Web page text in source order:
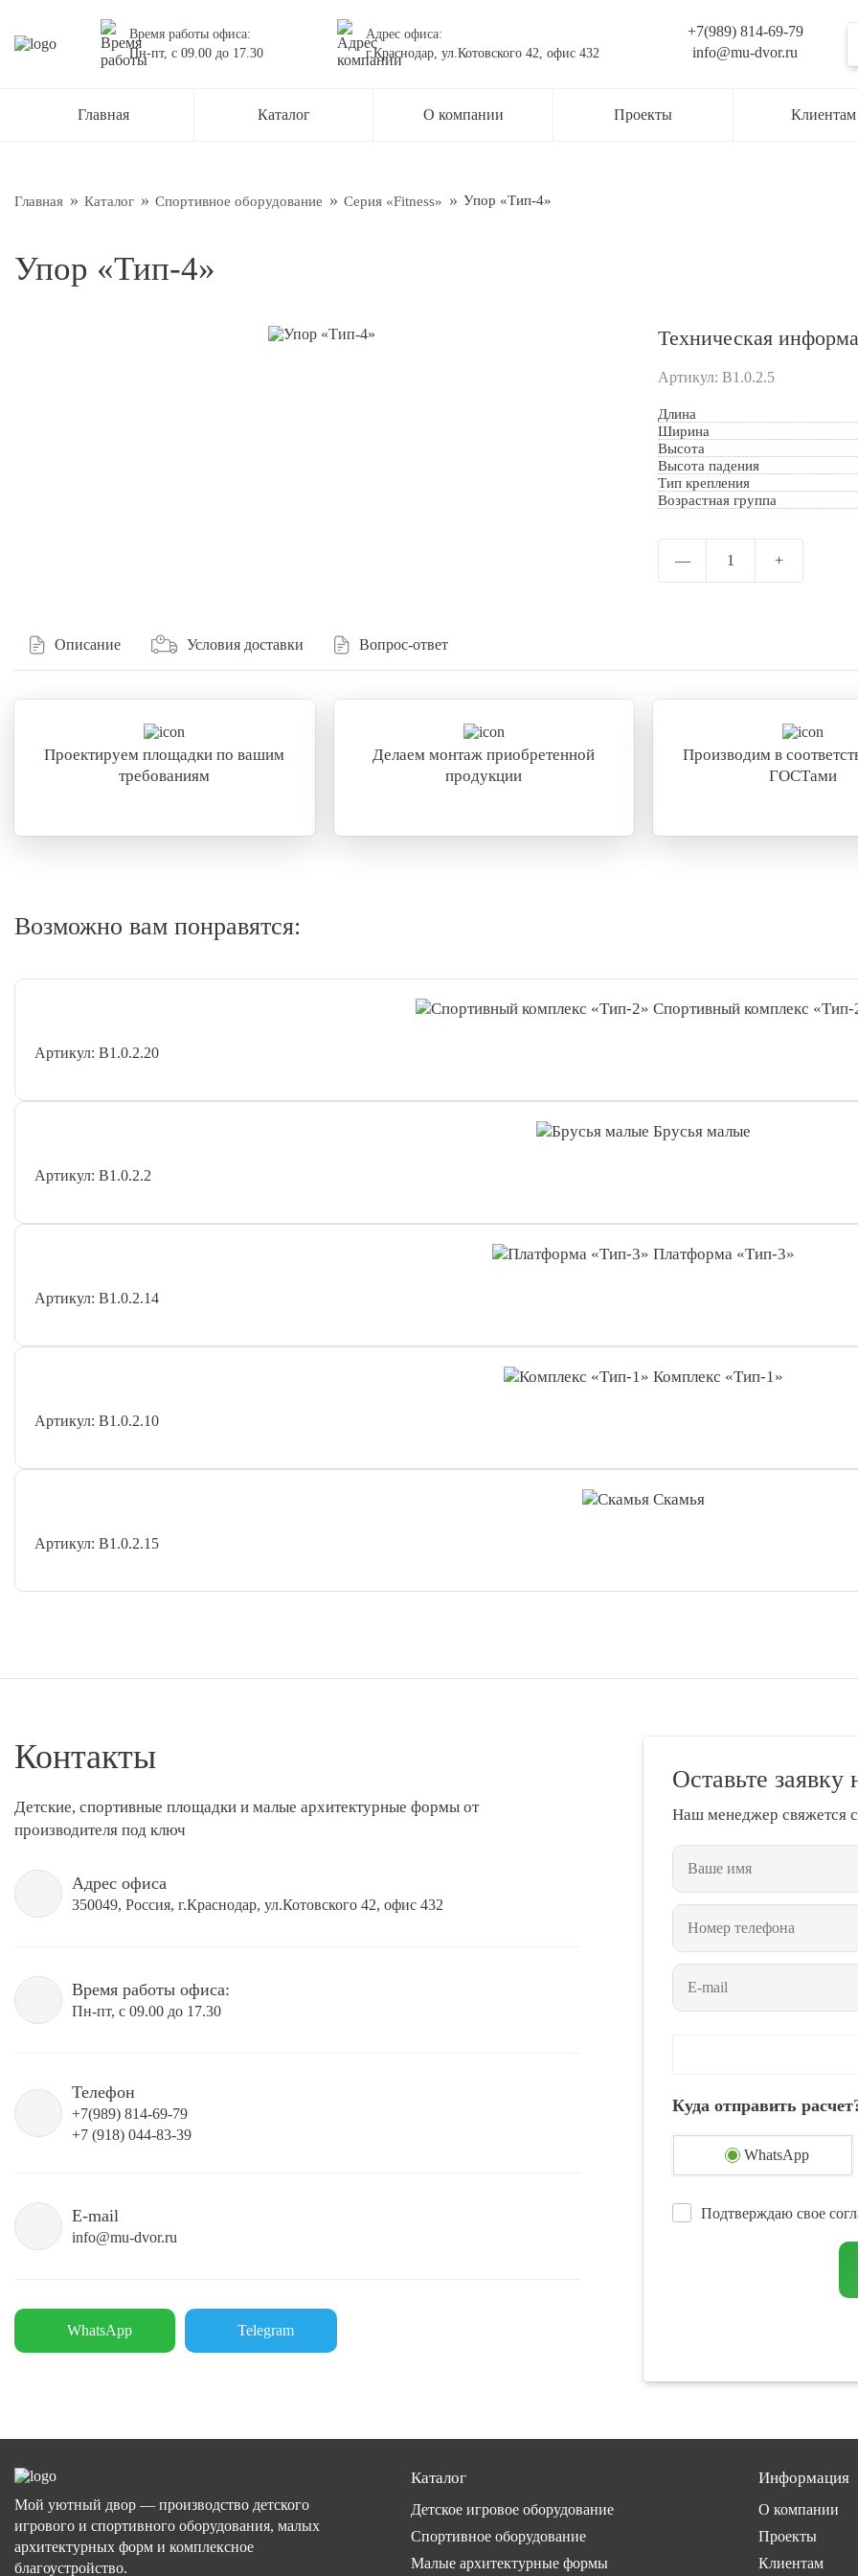
Время работы офиса:
Пн-пт,с 09.00 до 17.30
Адрес офиса:
г.Краснодар, ул.Котовского 42, офис 432
+7(989) 814-69-79
info@mu-dvor.ru
Главная Каталог О компании
Новости
Проекты Клиентам
Главная Каталог Спортивное оборудование Серия «Fitness» Упор «Тип-4»
Упор «Тип-4»
Техническая
Артикул: В1.0.2.5
Длина
Ширина
Высота
Высота падения
Тип крепления
Возрастная группа
— 1 +
Описание Условия доставки Вопрос-ответ
Проектируем площадки по вашим
требованиям
Делаем монтаж приобретенной
продукции
Производим в
ГОСТами
Возможно вам понравятся:
Спортивный комплекс «Тип-
Артикул: В1.0.2.20
Брусья малые
Артикул: В1.0.2.2
Платформа «Тип-3»
Артикул: В1.0.2.14
Комплекс «Тип-1»
Артикул: В1.0.2.10
Скамья
Артикул: В1.0.2.15
Контакты
Детские, спортивные площадки и малые архитектурные формы от
производителя под ключ
Адрес офиса
350049, Россия, г.Краснодар, ул.Котовского 42, офис 432
Время работы офиса:
Пн-пт, с 09.00 до 17.30
Телефон
+7(989) 814-69-79
+7 (918) 044-83-39
E-mail
info@mu-dvor.ru
WhatsApp Telegram
Оставьте заявку
Наш менеджер свяжется
Куда отправить
WhatsApp
Подтверждаю свое
Мой уютный двор — производство детского
игрового и спортивного оборудования, малых
архитектурных форм и комплексное
благоустройство.
Каталог
Детское игровое оборудование
Спортивное оборудование
Малые архитектурные формы
Информация
О компании
Проекты
Клиентам
Обработкой персональных данных
Отправить